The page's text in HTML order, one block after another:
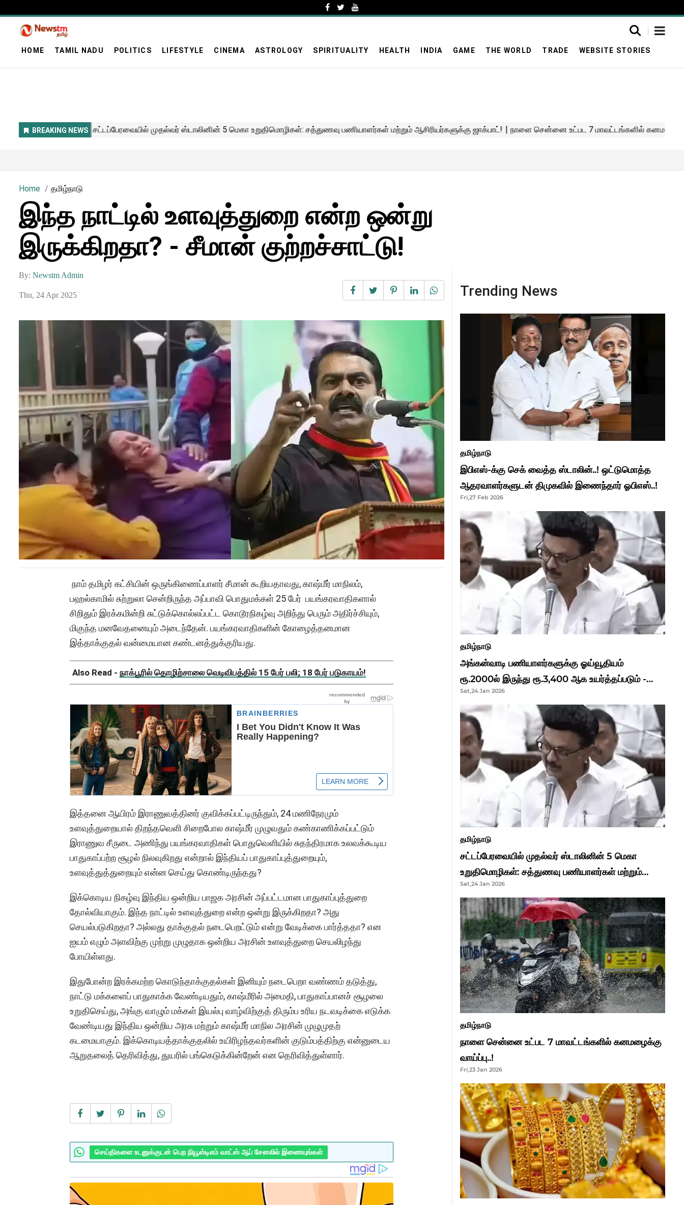
HOME TAMIL NADU POLITICS LIFESTYLE CINEMA ASTROLOGY SPIRITUALITY HEALTH INDIA GAME THE WORLD TRADE WEBSITE STORIES
Home தமிழ்நாடு
இந்த நாட்டில் உளவுத்துறை என்ற ஒன்று
இருக்கிறதா? - சீமான் குற்றச்சாட்டு!
By: Newstm Admin
Thu, 24 Apr 2025
நாம் தமிழர் கட்சியின் ஒருங்கிணைப்பாளர் சீமான் கூறியதாவது, காஷ்மீர் மாநிலம்,
பஹல்காமில் சுற்றுலா சென்றிருந்த அப்பாவி பொதுமக்கள் 25 பேர் பயங்கரவாதிகளால்
சிறிதும் இரக்கமின்றி சுட்டுக்கொல்லப்பட்ட கொடூரநிகழ்வு அறிந்து பெரும் அதிர்ச்சியும்,
மிகுந்த மனவேதனையும் அடைந்தேன். பயங்கரவாதிகளின் கோழைத்தனமான
இத்தாக்குதல் வன்மையான கண்டனத்துக்குரியது.
Also Read - நாக்பூரில் தொழிற்சாலை வெடிவிபத்தில் 15 பேர் பலி; 18 பேர் படுகாயம்!
இத்தனை ஆயிரம் இராணுவத்தினர் குவிக்கப்பட்டிருந்தும், 24 மணிநேரமும்
உளவுத்துறையால் திறந்தவெளி சிறைபோல காஷ்மீர் முழுவதும் கண்காணிக்கப்பட்டும்
இராணுவ சீருடை அணிந்து பயங்கரவாதிகள் பொதுவெளியில் சுதந்திரமாக உலவக்கூடிய
பாதுகாப்பற்ற சூழல் நிலவுகிறது என்றால் இந்தியப் பாதுகாப்புத்துறையும்,
உளவுத்துத்துறையும் என்ன செய்து கொண்டிருந்தது?
இக்கொடிய நிகழ்வு இந்திய ஒன்றிய பாஜக அரசின் அப்பட்டமான பாதுகாப்புத்துறை
தோல்வியாகும். இந்த நாட்டில் உளவுத்துறை என்ற ஒன்று இருக்கிறதா? அது
செயல்படுகிறதா? அல்லது தாக்குதல் நடைபெறட்டும் என்று வேடிக்கை பார்த்ததா? என
ஐயம் எழும் அளவிற்கு முற்று முழுதாக ஒன்றிய அரசின் உளவுத்துறை செயலிழந்து
போயிள்ளது.
இதுபோன்ற இரக்கமற்ற கொடுந்தாக்குதல்கள் இனியும் நடைபெறா வண்ணம் தடுத்து,
நாட்டு மக்களைப் பாதுகாக்க வேண்டியதும், காஷ்மீரில் அமைதி, பாதுகாப்பானச் சூழலை
உறுதிசெய்து, அங்கு வாழும் மக்கள் இயல்பு வாழ்விற்குத் திரும்ப உரிய நடவடிக்கை எடுக்க
வேண்டியது இந்திய ஒன்றிய அரசு மற்றும் காஷ்மீர் மாநில அரசின் முழுமுதற்
கடமையாகும். இக்கொடியத்தாக்குதலில் உயிரிழந்தவர்களின் குடும்பத்திற்கு என்னுடைய
ஆறுதலைத் தெரிவித்து, துயரில் பங்கெடுக்கின்றேன் என தெரிவித்துள்ளார்.
செய்திகளை உடனுக்குடன் பெற நியூஸ்டிஎம் வாட்ஸ் ஆப் சேனலில் இணையுங்கள்
Trending News
தமிழ்நாடு
இபிஎஸ்-க்கு செக் வைத்த ஸ்டாலின்..! ஒட்டுமொத்த
ஆதரவாளர்களுடன் திமுகவில் இணைந்தார் ஓபிஎஸ்..!
Fri,27 Feb 2026
தமிழ்நாடு
அங்கன்வாடி பணியாளர்களுக்கு ஓய்வூதியம்
ரூ.2000ல் இருந்து ரூ.3,400 ஆக உயர்த்தப்படும் -
முதல்வர் மு.க.ஸ்டாலின்..!
Sat,24 Jan 2026
தமிழ்நாடு
சட்டப்பேரவையில் முதல்வர் ஸ்டாலினின் 5 மெகா
உறுதிமொழிகள்: சத்துணவு பணியாளர்கள் மற்றும்
ஆசிரியர்களுக்கு ஜாக்பாட்!
Sat,24 Jan 2026
தமிழ்நாடு
நாளை சென்னை உட்பட 7 மாவட்டங்களில் கனமழைக்கு
வாய்ப்பு..!
Fri,23 Jan 2026